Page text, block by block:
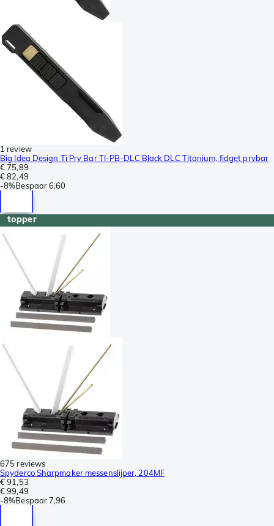
1 review
Big Idea Design Ti Pry Bar TI-PB-DLC Black DLC Titanium, fidget prybar
€ 75,89
€ 82,49
-8%Bespaar6,60
topper
675 reviews
Spyderco Sharpmaker messenslijper, 204MF
€ 91,53
€ 99,49
-8%Bespaar7,96